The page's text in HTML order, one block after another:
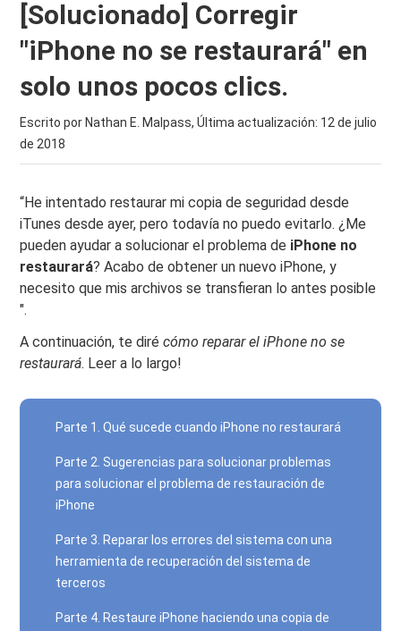
[Solucionado] Corregir
"iPhone no se restaurará" en
solo unos pocos clics.
Escrito por Nathan E. Malpass, Última actualización: 12 de julio
de 2018
“He intentado restaurar mi copia de seguridad desde
iTunes desde ayer, pero todavía no puedo evitarlo. ¿Me
pueden ayudar a solucionar el problema de iPhone no
restaurará? Acabo de obtener un nuevo iPhone, y
necesito que mis archivos se transfieran lo antes posible
".
A continuación, te dirécómo reparar el iPhone no se
restaurará. Leer a lo largo!
Parte 1. Qué sucede cuando iPhone no restaurará
Parte 2. Sugerencias para solucionar problemas
para solucionar el problema de restauración de
iPhone
Parte 3. Reparar los errores del sistema con una
herramienta de recuperación del sistema de
terceros
Parte 4. Restaure iPhone haciendo una copia de